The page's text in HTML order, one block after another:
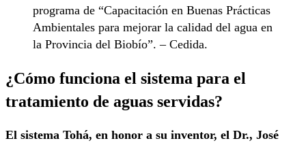
programa de “Capacitación en Buenas Prácticas
Ambientales para mejorar la calidad del agua en
la Provincia del Biobío”. – Cedida.
¿Cómo funciona el sistema para el
tratamiento de aguas servidas?
El sistema Tohá, en honor a su inventor, el Dr., José